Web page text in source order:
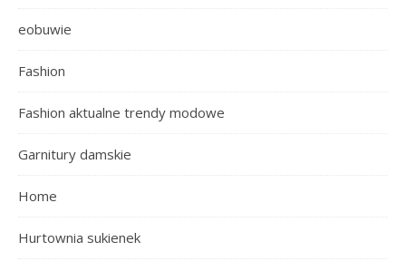
eobuwie
Fashion
Fashion aktualne trendy modowe
Garnitury damskie
Home
Hurtownia sukienek